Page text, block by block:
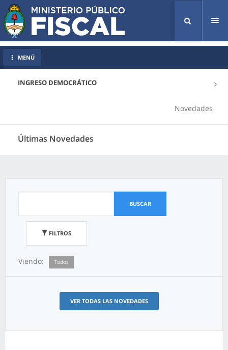
INGRESO DEMOCRÁTICO
Novedades
Últimas Novedades
MENÚ
BUSCAR
FILTROS
Viendo: Todos
VER TODAS LAS NOVEDADES